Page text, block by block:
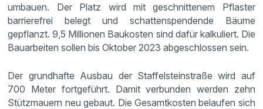
umbauen. Der Platz wird mit geschnittenem Pflaster
barrierefrei belegt und schattenspendende Bäume
gepflanzt. 9,5 Millionen Baukosten sind dafür kalkuliert. Die
Bauarbeiten sollen bis Oktober 2023 abgeschlossen sein.
Der grundhafte Ausbau der Staffelsteinstraße wird auf
700 Meter fortgeführt. Damit verbunden werden zehn
Stützmauern neu gebaut. Die Gesamtkosten belaufen sich